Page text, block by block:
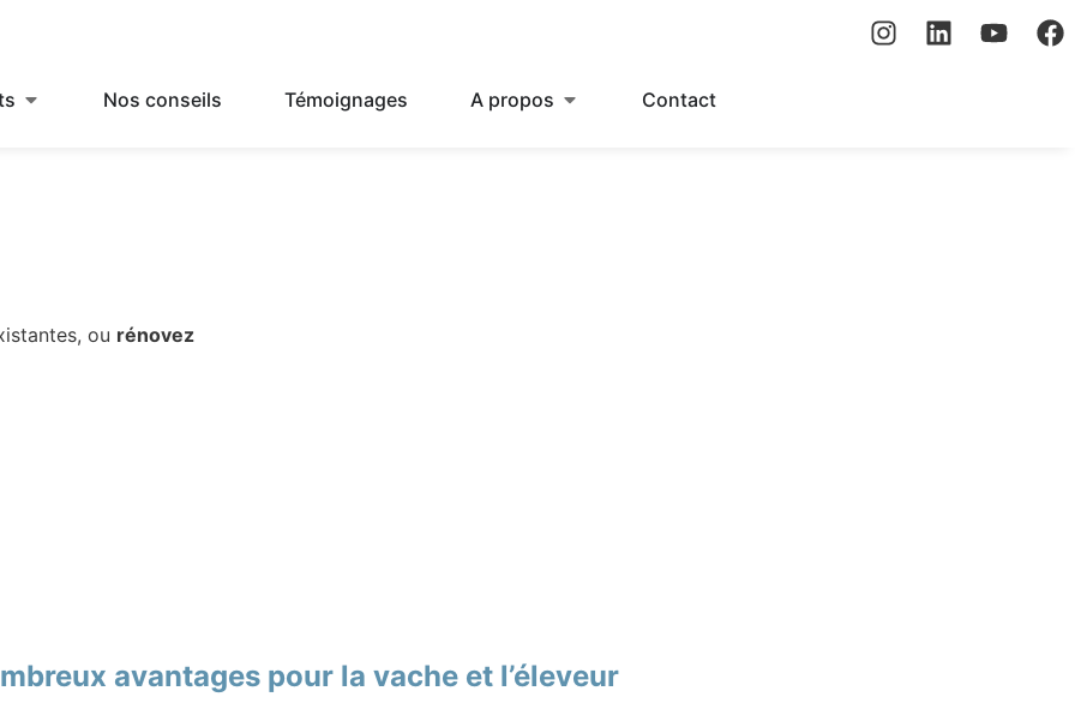
Nos conseils Témoignages A propos Contact
ou rénovez
avantages pour la vache et l’éleveur